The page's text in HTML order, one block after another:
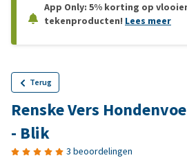
App Only: 5% korting op
tekenproducten! Lees meer
Terug
Renske Vers
- Blik
3 beoordelingen